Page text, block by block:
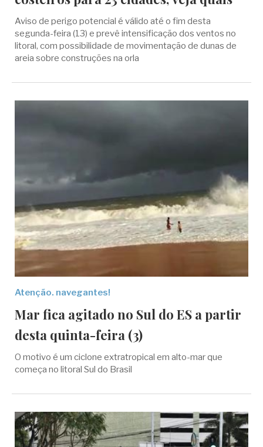
Aviso de perigo potencial é válido até o fim desta
segunda-feira (13) e prevê intensificação dos ventos no
litoral, com possibilidade de movimentação de dunas de
areia sobre construções na orla
Atenção. navegantes!
Mar fica agitado no Sul do ES a partir
desta quinta-feira (3)
O motivo é um ciclone extratropical em alto-mar que
começa no litoral Sul do Brasil